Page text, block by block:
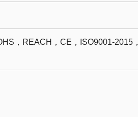
，REACH，CE，ISO9001-2015，